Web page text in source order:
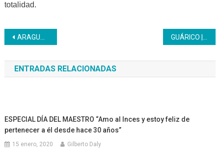
totalidad.
Navegación
de
entradas
ARAGUA | Inces impulsa el cultivo de hortalizas para el desarrollo comunitario GUÁRICO | Inicia nuevo año escolar 2024-2025 en el liceo Inces
ENTRADAS RELACIONADAS
ESPECIAL DÍA DEL MAESTRO “Amo al Inces y estoy feliz de
pertenecer a él desde hace 30 años”
15 enero, 2020 Gilberto Daly